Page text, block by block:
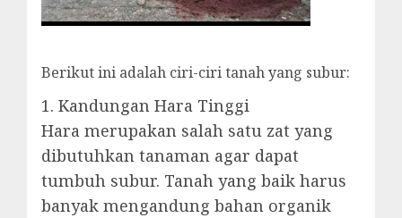
Berikut ini adalah ciri-ciri tanah yang subur:
1. Kandungan Hara Tinggi
Hara merupakan salah satu zat yang
dibutuhkan tanaman agar dapat
tumbuh subur. Tanah yang baik harus
banyak mengandung bahan organik